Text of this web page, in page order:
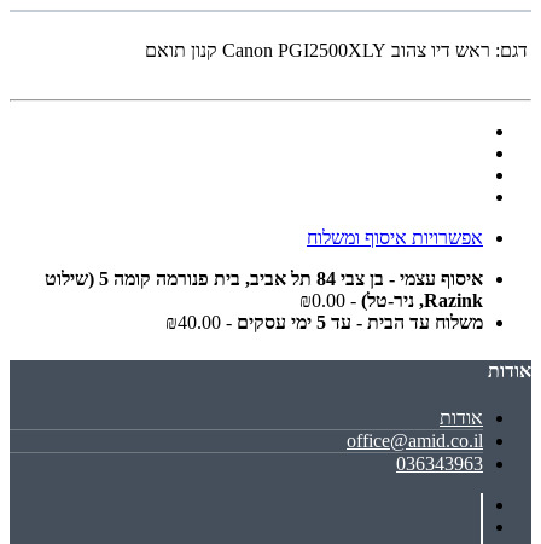
דגם: ‏ראש דיו ‏צהוב Canon PGI2500XLY קנון תואם
אפשרויות איסוף ומשלוח
איסוף עצמי - בן צבי 84 תל אביב, בית פנורמה קומה 5 (שילוט
Razink, ניר-טל)
- ₪0.00
משלוח עד הבית - עד 5 ימי עסקים
- ₪40.00
אודות
אודות
office@amid.co.il
036343963